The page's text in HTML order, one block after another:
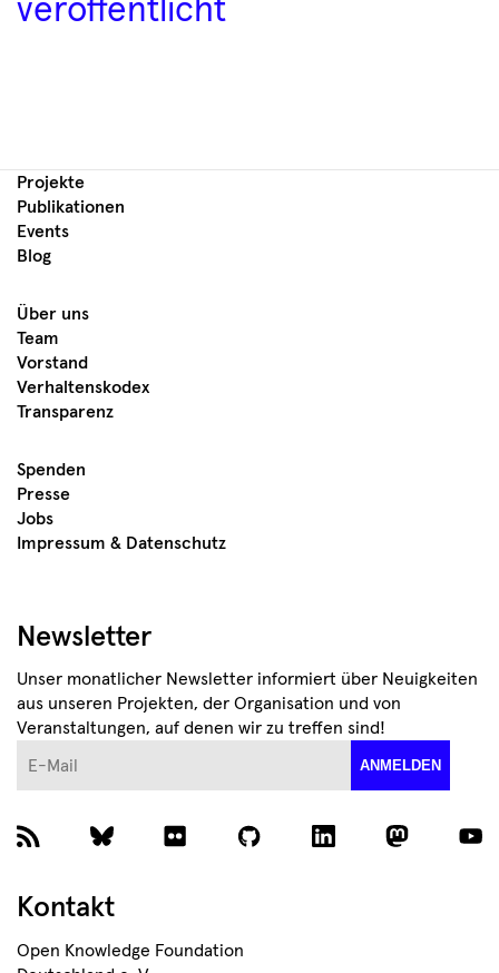
veröffentlicht
Projekte
Publikationen
Events
Blog
Über uns
Team
Vorstand
Verhaltenskodex
Transparenz
Spenden
Presse
Jobs
Impressum & Datenschutz
Newsletter
Unser monatlicher Newsletter informiert über Neuigkeiten
aus unseren Projekten, der Organisation und von
Veranstaltungen, auf denen wir zu treffen sind!
ANMELDEN
Kontakt
Open Knowledge Foundation